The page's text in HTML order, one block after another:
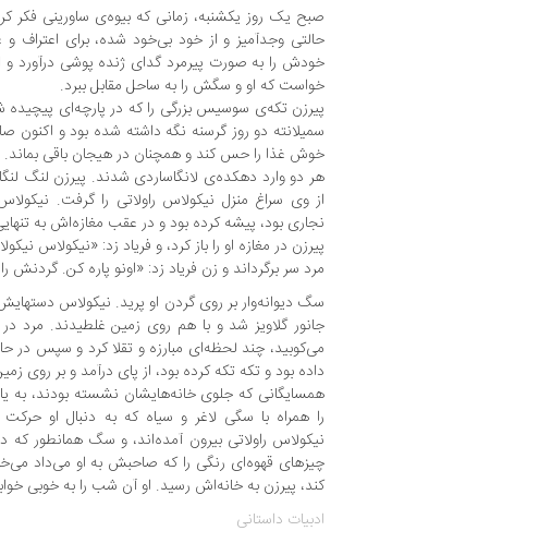
صبح یک روز یکشنبه، زمانی که بیوه‌ی ساورینی فکر
حالتی وجد‌آمیز و از خود بی‌خود شده، برای
خودش را به صورت پیرمرد گدای ژنده پوشی درآورد و از
خواست که او و سگش را به ساحل مقابل ببرد.
پیرزن تکه‌ی سوسیس بزرگی را که در پارچه‌ای
سمیلانته دو روز گرسنه نگه داشته شده بود و اکنون
خوش غذا را حس کند و همچنان در هیجان باقی بماند.
هر دو وارد دهکده‌ی لانگاساردی شدند. پیرزن لنگ
از وی سراغ منزل نیکولاس راولاتی را گرفت.
نجاری بود، پیشه کرده بود و در عقب مغازه‌اش به
پیرزن در مغازه او را باز کرد، و فریاد زد: «نیکولاس
مرد سر برگرداند و زن فریاد زد: «اونو پاره کن. گردنش
سگ دیوانه‌وار بر روی گردن او پرید. نیکولاس دستهایش
جانور گلاویز شد و با هم روی زمین غلطیدند. مرد
می‌کوبید، چند لحظه‌‌ای مبارزه و تقلا کرد و سپس در
داده بود و تکه تکه کرده بود، از پای درآمد و بر روی
همسایگانی که جلوی خانه‌هایشان نشسته بودند، به
را همراه با سگی لاغر و سیاه که به دنبال او
نیکولاس راولاتی بیرون آمده‌اند، و سگ همانطور
چیزهای قهوه‌ای رنگی را که صاحبش به او می‌داد
کند، پیرزن به خانه‌اش رسید. او آن شب را به خوبی
ادبیات داستانی